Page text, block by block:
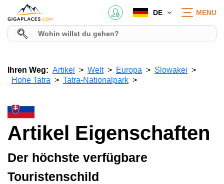
DE MENU
Ihren Weg: Artikel Welt Europa
Slowakei
Hohe Tatra
Tatra-Nationalpark
Artikel Eigenschaften
Der höchste verfügbare
Touristenschild